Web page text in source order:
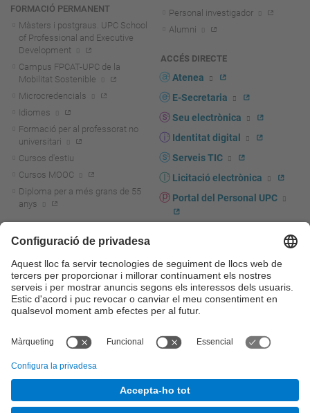
FORMACIÓ PERMANENT
Màsters i postgraus. UPC School
of Professional and Executive
Development
Campus FPCAT-UPC de la
Mobilitat Sostenible
Microcredencials
Idiomes
Formació per al professorat no
universitari
Cursos d'estiu
Cursos MOOC
Diploma per a més grans de 55
anys
Actualitat R+D+I
La recerca a la UPC
La transferència, l'emprenedoria i
la innovació a la UPC
Foment i suport a la recerca
transferència, l'emprenedoria i la
Serveis per a empreses
Personal investigador
Alumni
ACCÉS DIRECTE
Atenea
E-Secretaria
Seu electrònica
Identitat digital
Serveis TIC
Licitació electrònica
Portal del Personal UPC
UPCshop, marxandatge
Sala de premsa
Seguretat i salut